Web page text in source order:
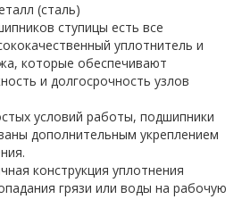
(сталь)
ступицы есть все
уплотнитель и
которые обеспечивают
и долгосрочность узлов
условий работы, подшипники
дополнительным укреплением
конструкция уплотнения
грязи или воды на рабочую